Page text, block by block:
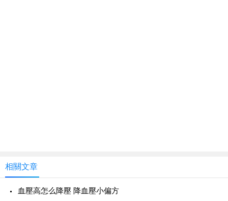
相關文章
血壓高怎么降壓 降血壓小偏方